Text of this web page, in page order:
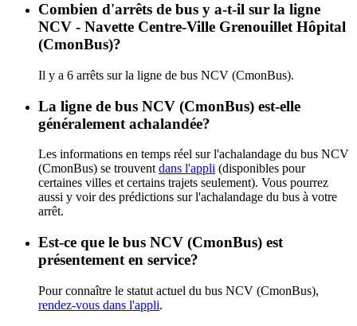
Combien d'arrêts de bus y a-t-il sur la ligne
NCV - Navette Centre-Ville Grenouillet Hôpital
(CmonBus)?
Il y a 6 arrêts sur la ligne de bus NCV (CmonBus).
La ligne de bus NCV (CmonBus) est-elle
généralement achalandée?
Les informations en temps réel sur l'achalandage du bus NCV
(CmonBus) se trouventdans l'appli (disponibles pour
certaines villes et certains trajets seulement). Vous pourrez
aussi y voir des prédictions sur l'achalandage du bus à votre
arrêt.
Est-ce que le bus NCV (CmonBus) est
présentement en service?
Pour connaître le statut actuel du bus NCV (CmonBus),
rendez-vous dans l'appli.